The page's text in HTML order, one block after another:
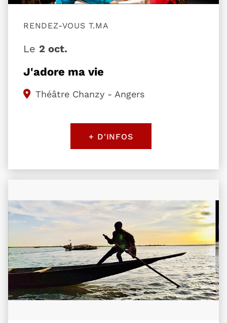
J'adore ma vie
RENDEZ-VOUS T.MA
Le 2 oct.
Théâtre Chanzy - Angers
+ D'INFOS